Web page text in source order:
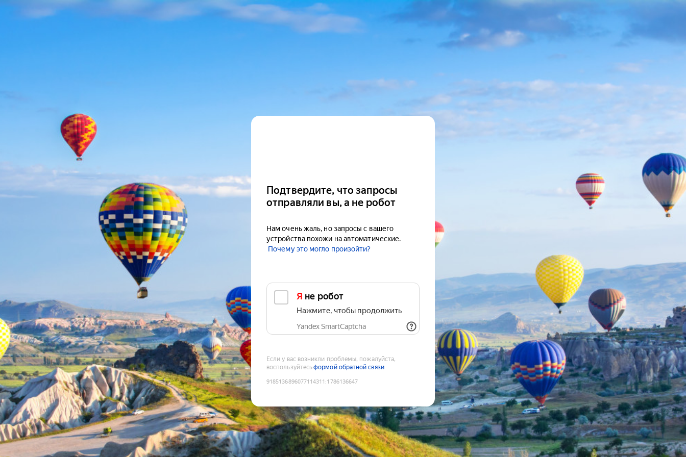
Подтвердите, что запросы
отправляли вы, а не робот
Нам очень жаль, но запросы с вашего
устройства похожи на автоматические.
Почему это могло произойти?
Я не робот
Нажмите, чтобы продолжить
Yandex SmartCaptcha
Если у вас возникли проблемы, пожалуйста,
воспользуйтесьформой обратной связи
9185136896077114311 :1786136647